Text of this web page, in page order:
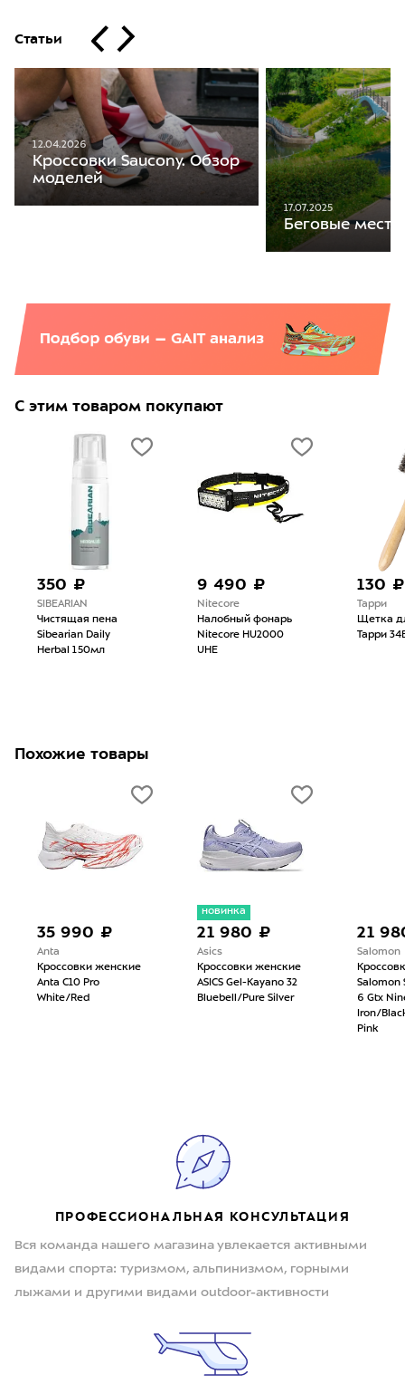
Статьи
12.04.2026
Кроссовки Saucony. Обзор
моделей
17.07.2025
Беговые
С этим товаром покупают
350 ₽
SIBEARIAN
Чистящая пена
Sibearian Daily
Herbal 150мл
9 490 ₽
Nitecore
Налобный фонарь
Nitecore HU2000
UHE
130 ₽
Тарри
Щетка
Тарри
Похожие товары
35 990 ₽
Anta
Кроссовки женские
Anta C10 Pro
White/Red
новинка
21 980 ₽
Asics
Кроссовки женские
ASICS Gel-Kayano 32
Bluebell/Pure Silver
21
Salomon
Salomon
6 Gtx
Iron/
Pink
ПРОФЕССИОНАЛЬНАЯ КОНСУЛЬТАЦИЯ
Вся команда нашего магазина увлекается активными
видами спорта: туризмом, альпинизмом, горными
лыжами и другими видами outdoor-активности